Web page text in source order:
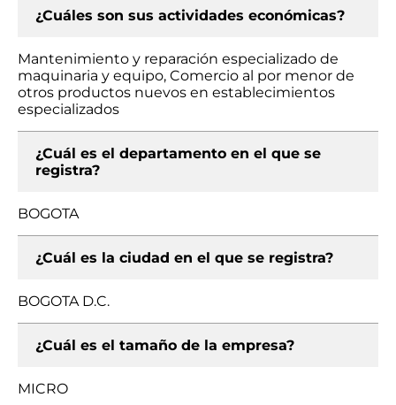
¿Cuáles son sus actividades económicas?
Mantenimiento y reparación especializado de
maquinaria y equipo, Comercio al por menor de
otros productos nuevos en establecimientos
especializados
¿Cuál es el departamento en el que se
registra?
BOGOTA
¿Cuál es la ciudad en el que se registra?
BOGOTA D.C.
¿Cuál es el tamaño de la empresa?
MICRO